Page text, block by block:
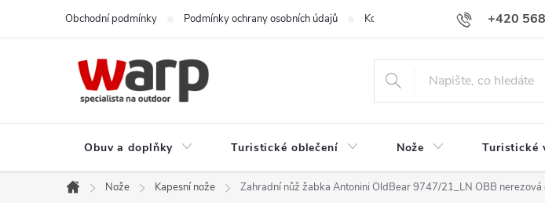
+420
Obchodní podmínky Podmínky ochrany osobních údajů Kontakty Doprava a platba
Obuv a doplňky Turistické oblečení Nože Turistické
Domů
Nože Kapesní nože Zahradní nůž žabka Antonini OldBear 9747/21_LN OBB